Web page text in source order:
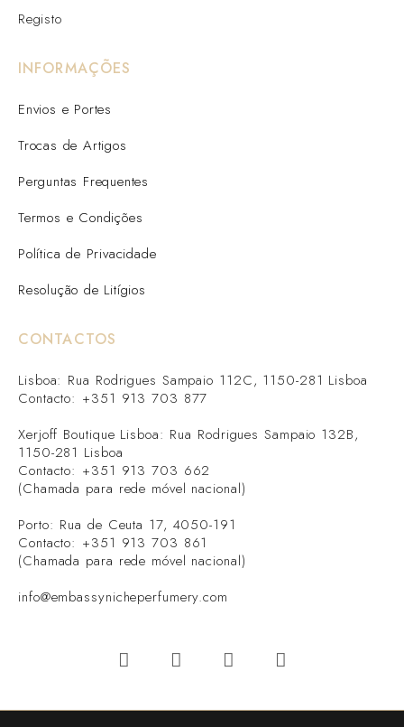
Registo
INFORMAÇÕES
Envios e Portes
Trocas de Artigos
Perguntas Frequentes
Termos e Condições
Política de Privacidade
Resolução de Litígios
CONTACTOS
Lisboa: Rua Rodrigues Sampaio 112C, 1150-281 Lisboa
Contacto: +351 913 703 877
Xerjoff Boutique Lisboa: Rua Rodrigues Sampaio 132B,
1150-281 Lisboa
Contacto: +351 913 703 662
(Chamada para rede móvel nacional)
Porto: Rua de Ceuta 17, 4050-191
Contacto: +351 913 703 861
(Chamada para rede móvel nacional)
info@embassynicheperfumery.com